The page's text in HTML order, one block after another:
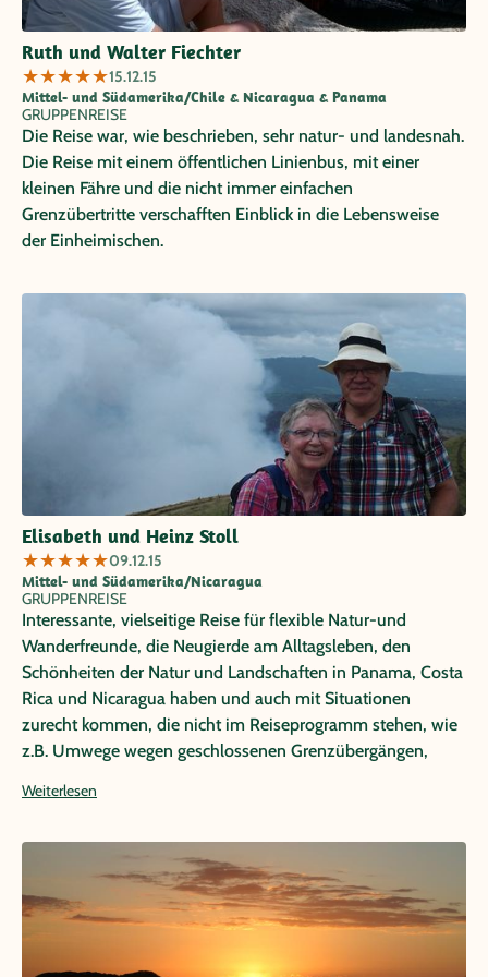
hat viele Sonderwünsche erfüllt und war immer für uns da!
Lieben Dank dafür! Dank dieser großartigen Reiseleitung,
gepaart mit der sehr guten Organisation und einer Auswahl
an wunderschönen Ausflügen, haben wir drei
wunderschöne Länder kennen- und schätzen gelernt! Wir
werden „Papaya-Reisen“ uneingeschränkt weiterempfehlen
und freuen uns auf die nächste und dritte Reise im
kommenden Jahr!
Ruth und Walter Fiechter
★★★★★15.12.15
Mittel- und Südamerika/Chile & Nicaragua & Panama
GRUPPENREISE
Die Reise war, wie beschrieben, sehr natur- und landesnah.
Die Reise mit einem öffentlichen Linienbus, mit einer
kleinen Fähre und die nicht immer einfachen
Grenzübertritte verschafften Einblick in die Lebensweise
der Einheimischen.
Elisabeth und Heinz Stoll
★★★★★09.12.15
Mittel- und Südamerika/Nicaragua
GRUPPENREISE
Interessante, vielseitige Reise für flexible Natur-und
Wanderfreunde, die Neugierde am Alltagsleben, den
Schönheiten der Natur und Landschaften in Panama, Costa
Rica und Nicaragua haben und auch mit Situationen
zurecht kommen, die nicht im Reiseprogramm stehen, wie
z.B. Umwege wegen geschlossenen Grenzübergängen,
Grenzübertritt in Nicaragua). Die eindrucksvollsten Fotos,
vielen, abwechslungsreichen Reiseerlebnisse - nachhaltige
Erinnerungen.
Weiterlesen